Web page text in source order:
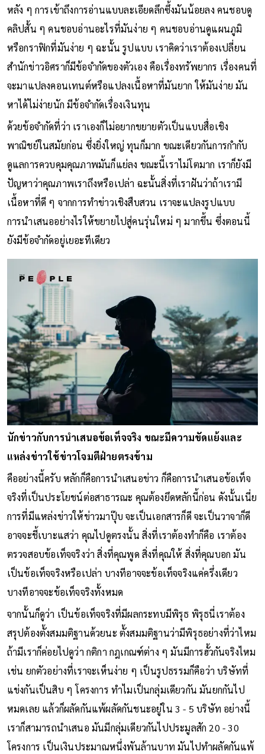
หลัง ๆ การเข้าถึงการอ่านแบบละเอียดลึกซึ้งมันน้อยลง คนชอบดู
คลิปสั้น ๆ คนชอบอ่านอะไรที่มันง่าย ๆ คนชอบอ่านดูแผนภูมิ
หรือกราฟิกที่มันง่าย ๆ ฉะนั้น รูปแบบ เราคิดว่าเราต้องเปลี่ยน
สำนักข่าวอิศราก็มีข้อจำกัดของตัวเอง คือเรื่องทรัพยากร เรื่องคนที่
จะมาแปลงคอนเทนต์หรือแปลงเนื้อหาที่มันยาก ให้มันง่าย มัน
หาได้ไม่ง่ายนัก มีข้อจำกัดเรื่องเงินทุน
ด้วยข้อจำกัดที่ว่า เราเองก็ไม่อยากขยายตัวเป็นแบบสื่อเชิง
พาณิชย์ในสมัยก่อน ซึ่งยิ่งใหญ่ ทุนก็มาก ขณะเดียวกันการกำกับ
ดูแลการควบคุมคุณภาพมันก็แย่ลง ขณะนี้เราไม่โตมาก เราก็ยังมี
ปัญหาว่าคุณภาพเราถึงหรือเปล่า ฉะนั้นสิ่งที่เราฝันว่าถ้าเรามี
เนื้อหาที่ดี ๆ จากการทำข่าวเชิงสืบสวน เราจะแปลงรูปแบบ
การนำเสนออย่างไรให้ขยายไปสู่คนรุ่นใหม่ ๆ มากขึ้น ซึ่งตอนนี้
ยังมีข้อจำกัดอยู่เยอะทีเดียว
นักข่าวกับการนำเสนอข้อเท็จจริง ขณะมีความขัดแย้งและ
แหล่งข่าวใช้ข่าวโจมตีฝ่ายตรงข้าม
คืออย่างนี้ครับ หลักก็คือการนำเสนอข่าว ก็คือการนำเสนอข้อเท็จ
จริงที่เป็นประโยชน์ต่อสาธารณะ คุณต้องยึดหลักนี้ก่อน ดังนั้นเนี่ย
การที่มีแหล่งข่าวให้ข่าวมาปุ๊บ จะเป็นเอกสารก็ดี จะเป็นวาจาก็ดี
อาจจะชี้เบาะแสว่า คุณไปดูตรงนั้น สิ่งที่เราต้องทำก็คือ เราต้อง
ตรวจสอบข้อเท็จจริงว่า สิ่งที่คุณพูด สิ่งที่คุณให้ สิ่งที่คุณบอก มัน
เป็นข้อเท็จจริงหรือเปล่า บางทีอาจจะข้อเท็จจริงแค่ครึ่งเดียว
บางทีอาจจะข้อเท็จจริงทั้งหมด
จากนั้นก็ดูว่า เป็นข้อเท็จจริงที่มีผลกระทบมีพิรุธ พิรุธนี่เราต้อง
สรุปต้องตั้งสมมติฐานด้วยนะ ตั้งสมมติฐานว่ามีพิรุธอย่างที่ว่าไหม
ถ้ามีเราก็ค่อยไปดูว่า กติกา กฎเกณฑ์ต่าง ๆ มันมีการฮั้วกันจริงไหม
เช่น ยกตัวอย่างที่เราจะเห็นง่าย ๆ เป็นรูปธรรมก็คือว่า บริษัทที่
แข่งกันเป็นสิบ ๆ โครงการ ทำไมเป็นกลุ่มเดียวกัน มันยกกันไป
หมดเลย แล้วก็ผลัดกันแพ้ผลัดกันชนะอยู่ใน 3 - 5 บริษัท อย่างนี้
เราก็สามารถนำเสนอ มันมีกลุ่มเดียวกันไปประมูลสัก 20 - 30
โครงการ เป็นเงินประมาณหนึ่งพันล้านบาท มันไปทำผลัดกันแพ้